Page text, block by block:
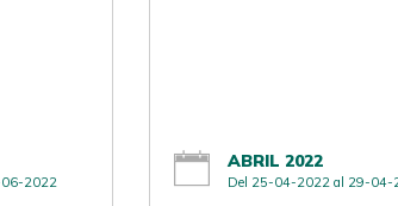
2022
ABRIL 2022
Del 25-04-2022 al 29-04-